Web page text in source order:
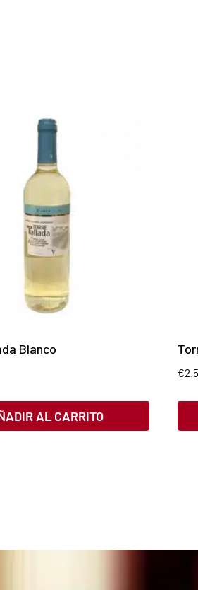
Blanco
AL CARRITO
€